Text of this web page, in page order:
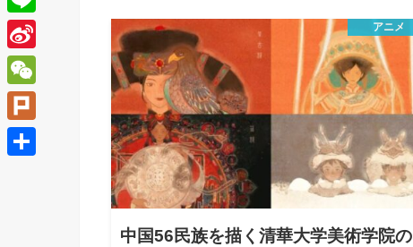
アニメ
中国56民族を描く清華大学美術学院の
t
e
r
c
e
b
o
o
k
a
t
e
a
L
i
n
e
S
i
n
a
W
e
C
P